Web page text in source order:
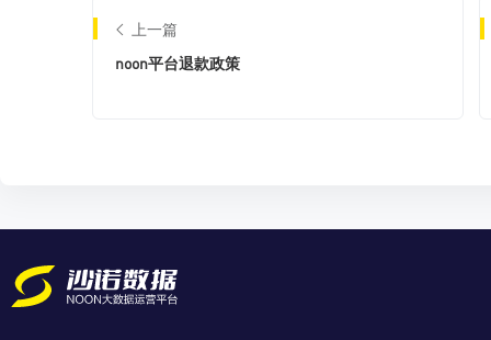
上一篇
noon平台退款政策